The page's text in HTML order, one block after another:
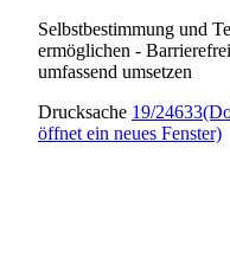
Selbstbestimmung und
ermöglichen -
umfassend umsetzen
Drucksache 19/24633
öffnet ein neues Fenster)